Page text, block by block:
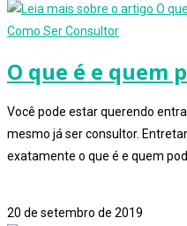
Como Ser Consultor
O que é e quem
Você pode estar querendo
mesmo já ser consultor.
exatamente o que é e quem
20 de setembro de 2019